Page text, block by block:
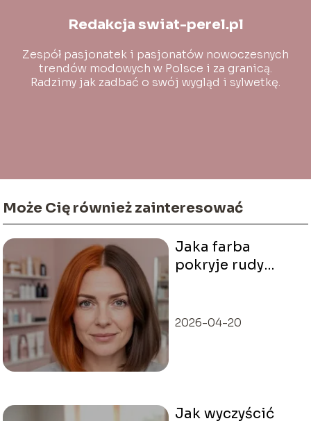
Redakcja swiat-perel.pl
Zespół pasjonatek i pasjonatów nowoczesnych
trendów modowych w Polsce i za granicą.
Radzimy jak zadbać o swój wygląd i sylwetkę.
Może Cię również zainteresować
Jaka farba
pokryje rudy
2026-04-20
Jak wyczyścić